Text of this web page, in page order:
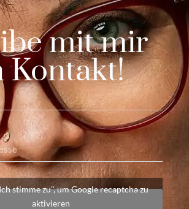
mit mir
Kontakt!
stimme zu", um Google recaptcha zu
aktivieren